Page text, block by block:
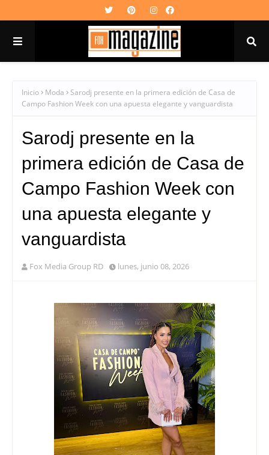
Inicio Moda
Sarodj presente en la primera edición de Casa de
Campo Fashion Week con una apuesta elegante y vanguardista
Sarodj presente en la
primera edición de Casa de
Campo Fashion Week con
una apuesta elegante y
vanguardista
Fox Media Group RD lunes, junio 08, 2026